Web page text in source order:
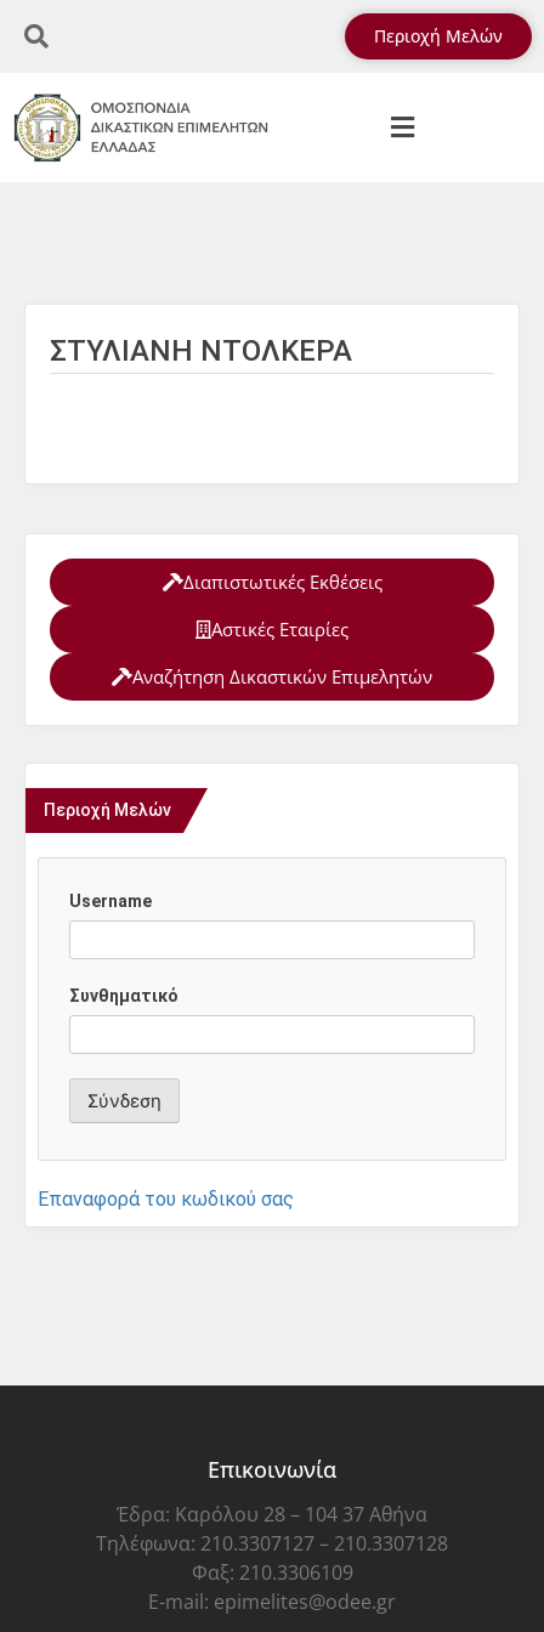
Περιοχή Μελών
ΣΤΥΛΙΑΝΗ ΝΤΟΛΚΕΡΑ
Διαπιστωτικές Εκθέσεις
Αστικές Εταιρίες
Αναζήτηση Δικαστικών Επιμελητών
Περιοχή Μελών
Username
Συνθηματικό
Επαναφορά του κωδικού σας
Επικοινωνία
Έδρα: Καρόλου 28 – 104 37 Αθήνα
Τηλέφωνα: 210.3307127 – 210.3307128
Φαξ: 210.3306109
E-mail: epimelites@odee.gr